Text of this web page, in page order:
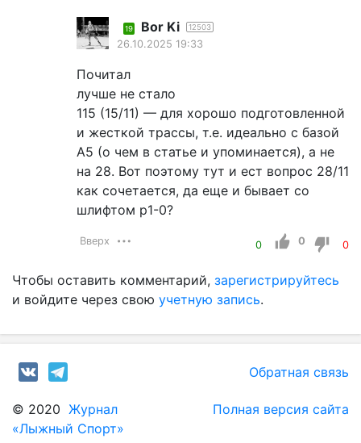
19 Bor Ki 12503
26.10.2025 19:33
Почитал
лучше не стало
115 (15/11) — для хорошо подготовленной
и жесткой трассы, т.е. идеально с базой
A5 (о чем в статье и упоминается), а не
на 28. Вот поэтому тут и ест вопрос 28/11
как сочетается, да еще и бывает со
шлифтом р1-0?
Вверх 0 0 0
Чтобы оставить комментарий, зарегистрируйтесь
и войдите через свою учетную запись.
Обратная связь
© 2020 Журнал
«Лыжный Спорт»
Полная версия сайта